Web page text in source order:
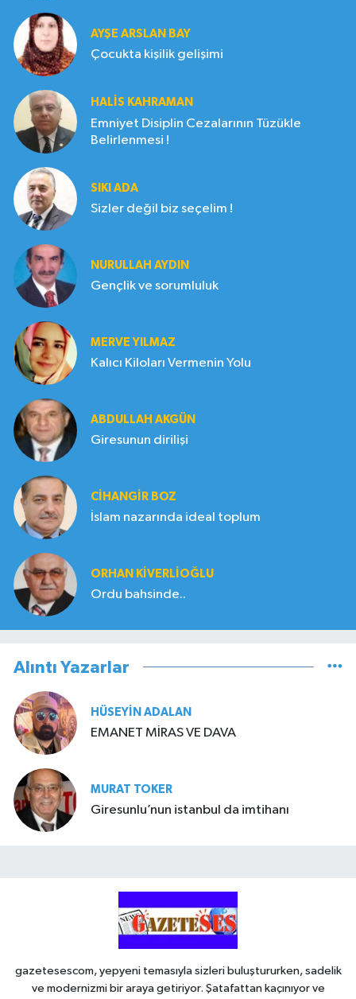
AYŞE ARSLAN BAY
Çocukta kişilik gelişimi
HALIS KAHRAMAN
Emniyet Disiplin Cezalarının Tüzükle
Belirlenmesi !
SIKI ADA
Sizler değil biz seçelim !
NURULLAH AYDIN
Gençlik ve sorumluluk
MERVE YILMAZ
Kalıcı Kiloları Vermenin Yolu
ABDULLAH AKGÜN
Giresunun dirilişi
CIHANGIR BOZ
İslam nazarında ideal toplum
ORHAN KIVERLIOĞLU
Ordu bahsinde..
Alıntı Yazarlar
HÜSEYIN ADALAN
EMANET MİRAS VE DAVA
MURAT TOKER
Giresunlu’nun istanbul da imtihanı
gazetesescom, yepyeni temasıyla sizleri buluştururken, sadelik
ve modernizmi bir araya getiriyor. Şatafattan kaçınıyor ve